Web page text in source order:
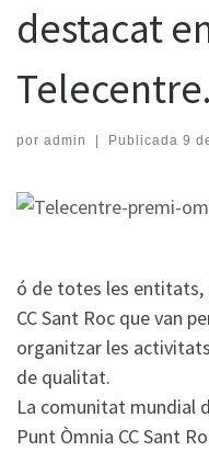
destacat
por admin Publicada 9
ó de totes les entitats,
CC Sant Roc que van
organitzar les
de qualitat.
La comunitat mundial
Punt Òmnia CC Sant